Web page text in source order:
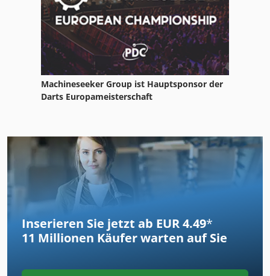
Machineseeker Group ist Hauptsponsor der
Darts Europameisterschaft
Inserieren Sie jetzt ab EUR 4.49*
11 Millionen Käufer warten auf Sie